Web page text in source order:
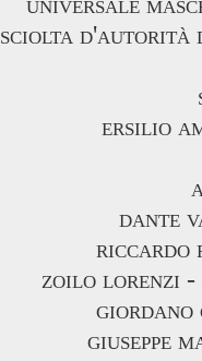
sciolta d'autorità
ersilio
dante
riccardo
zoilo lorenzi
giordano
giuseppe